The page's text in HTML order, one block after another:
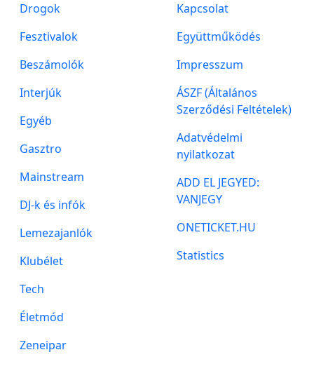
Drogok
Fesztivalok
Beszámolók
Interjúk
Egyéb
Gasztro
Mainstream
DJ-k és infók
Lemezajanlók
Klubélet
Tech
Életmód
Zeneipar
Kapcsolat
Együttműködés
Impresszum
ÁSZF (Általános
Szerződési Feltételek)
Adatvédelmi
nyilatkozat
ADD EL JEGYED:
VANJEGY
ONETICKET.HU
Statistics